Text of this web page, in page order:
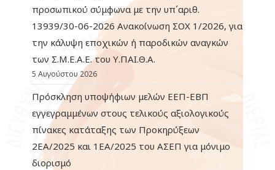
προσωπικού σύμφωνα με την υπ΄αριθ.
13939/30-06-2026 Ανακοίνωση ΣΟΧ 1/2026, για
την κάλυψη εποχικών ή παροδικών αναγκών
των Σ.Μ.Ε.Α.Ε. του Υ.ΠΑΙ.Θ.Α.
5 Αυγούστου 2026
Πρόσκληση υποψήφιων μελών ΕΕΠ-ΕΒΠ
εγγεγραμμένων στους τελικούς αξιολογικούς
πίνακες κατάταξης των Προκηρύξεων
2ΕΑ/2025 και 1ΕΑ/2025 του ΑΣΕΠ για μόνιμο
διορισμό